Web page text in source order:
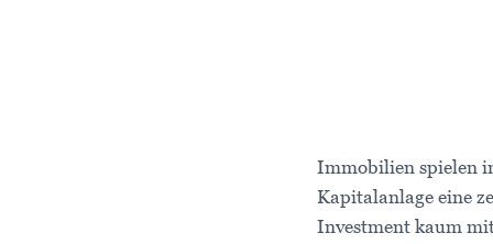
Immobilien spielen
Kapitalanlage eine
Investment kaum